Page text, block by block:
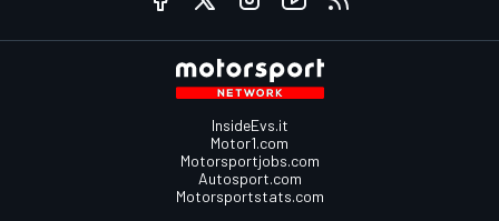
InsideEvs.it
Motor1.com
Motorsportjobs.com
Autosport.com
Motorsportstats.com